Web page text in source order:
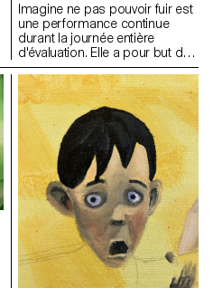
Imagine ne pas pouvoir fuir est
une performance continue
durant la journée entière
d'évaluation. Elle a pour but de
montrer le principe de "travail
trans" théorisé par Josephine
Gilles Harris en 2019. J. G.
Harris met entre autre en
lumière le fait que les
personnes queer se doivent
d'entretenir un état constant
performatif afin de pouvoir
naviguer le monde de manière
"compréhensible". Avec une
activation de textes de Laurène
Marx, Tom Grbic, Josephine
Gilles Harris et Adel Tincelin,
c'est aussi un effort pour
s'inscrire dans une lignée, une
Histoire queer critique et